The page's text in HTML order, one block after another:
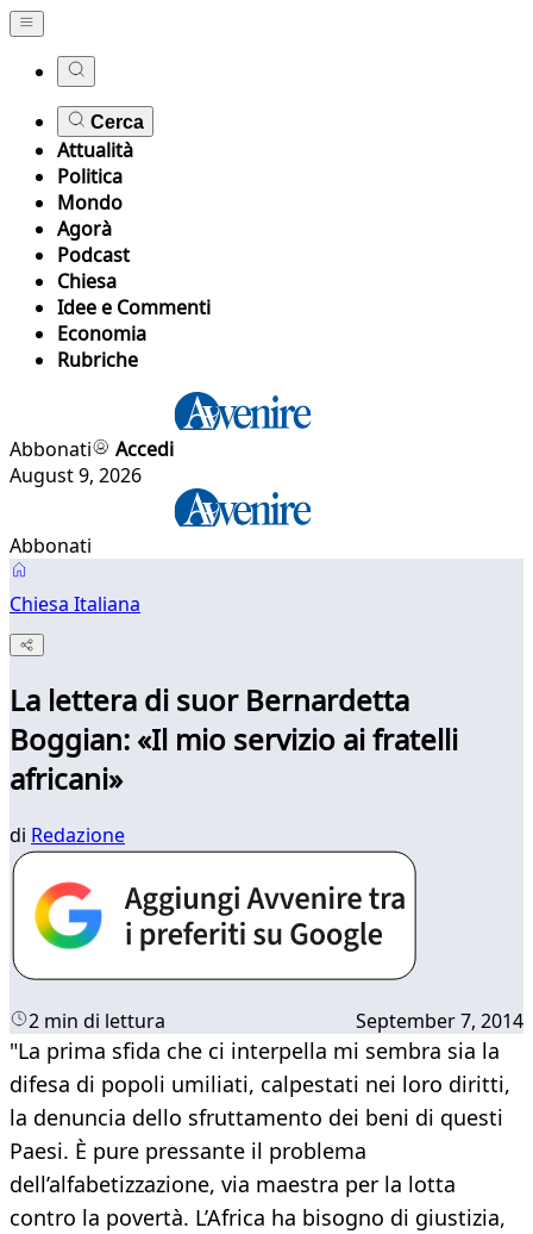
Cerca
Attualità
Politica
Mondo
Agorà
Podcast
Chiesa
Idee e Commenti
Economia
Rubriche
Abbonati
Accedi
August 9, 2026
Abbonati
Chiesa Italiana
La lettera di suor Bernardetta
Boggian: «Il mio servizio ai fratelli
africani»
di Redazione
2 min di lettura September 7, 2014
"La prima sfida che ci interpella mi sembra sia la
difesa di popoli umiliati, calpestati nei loro diritti,
la denuncia dello sfruttamento dei beni di questi
Paesi. È pure pressante il problema
dell’alfabetizzazione, via maestra per la lotta
contro la povertà. L’Africa ha bisogno di giustizia,